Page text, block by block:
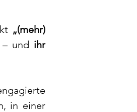
„(mehr)
und ihr
in einer